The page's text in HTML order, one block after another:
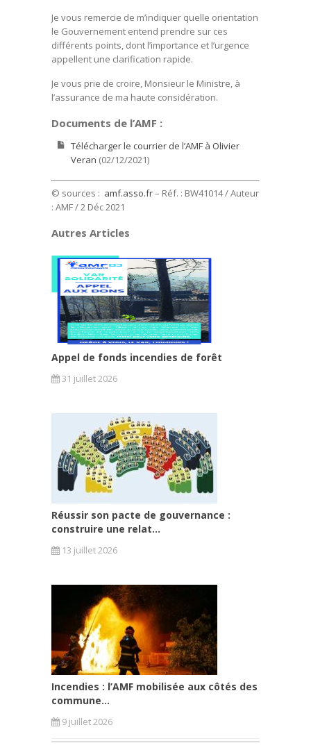
Je vous remercie de m’indiquer quelle orientation
le Gouvernement entend prendre sur ces
différents points, dont l’importance et l’urgence
appellent une clarification rapide.
Je vous prie de croire, Monsieur le Ministre, à
l’assurance de ma haute considération.
Documents de l’AMF :
Télécharger le courrier de l’AMF à Olivier
Veran (02/12/2021)
© sources : amf.asso.fr– Réf. : BW41014 / Auteur
: AMF / 2 Déc 2021
Autres Articles
Appel de fonds incendies de forêt
31 juillet 2026
Réussir son pacte de gouvernance :
construire une relat...
13 juillet 2026
Incendies : l’AMF mobilisée aux côtés des
commune...
9 juillet 2026